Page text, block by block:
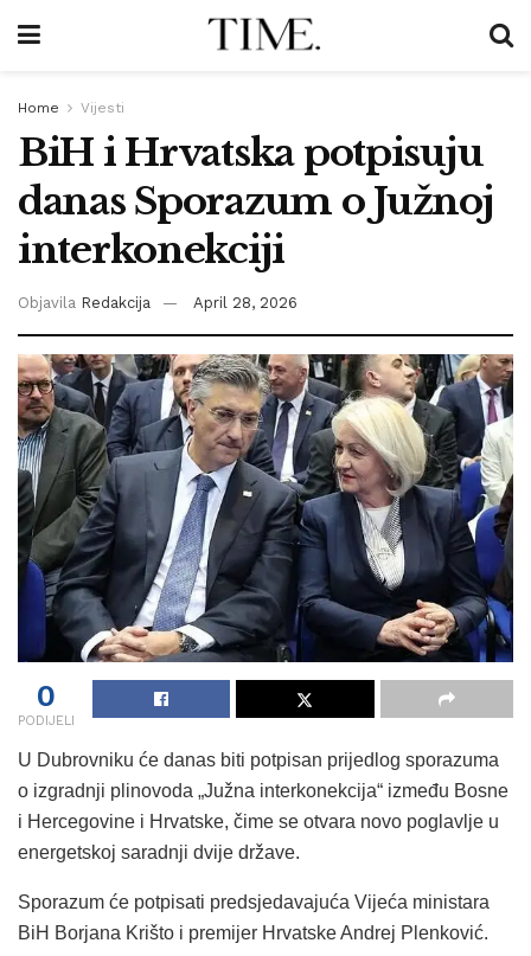
Home Vijesti
BiH i Hrvatska potpisuju
danas Sporazum o Južnoj
interkonekciji
Objavila Redakcija April 28, 2026
0
PODIJELI
U Dubrovniku će danas biti potpisan prijedlog sporazuma
o izgradnji plinovoda „Južna interkonekcija“ između Bosne
i Hercegovine i Hrvatske, čime se otvara novo poglavlje u
energetskoj saradnji dvije države.
Sporazum će potpisati predsjedavajuća Vijeća ministara
BiH Borjana Krišto i premijer Hrvatske Andrej Plenković.